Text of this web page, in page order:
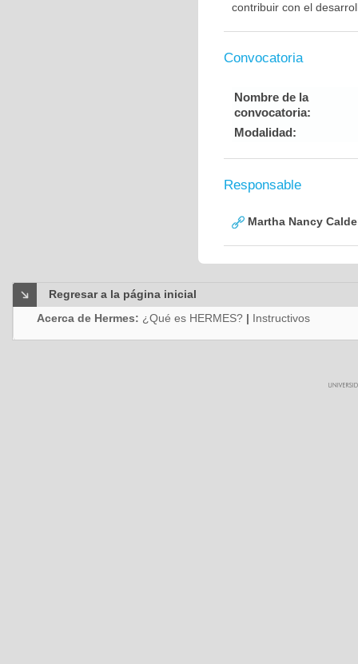
contribuir con el
Convocatoria
Nombre de la
convocatoria:
Modalidad:
Responsable
Martha Nancy
Regresar a la página inicial
Acerca de Hermes: ¿Qué es HERMES? | Instructivos